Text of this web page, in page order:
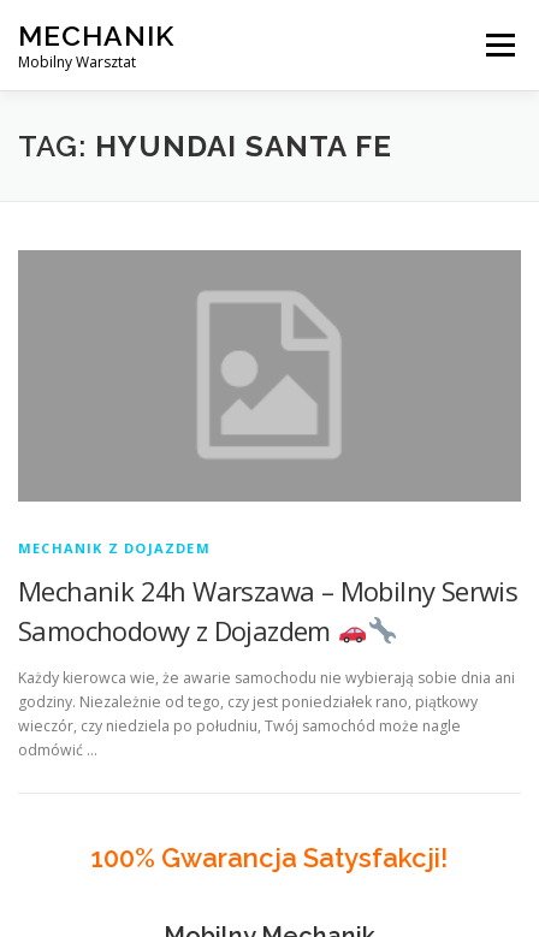
content
MECHANIK
Mobilny Warsztat
Menu
MOBILNY MECHANIK ELEKTRYK SAMOCHODOWY
TAG: HYUNDAI SANTA FE
MECHANIK Z DOJAZDEM
Mechanik 24h Warszawa – Mobilny Serwis
Samochodowy z Dojazdem
Każdy kierowca wie, że awarie samochodu nie wybierają sobie dnia ani
godziny. Niezależnie od tego, czy jest poniedziałek rano, piątkowy
wieczór, czy niedziela po południu, Twój samochód może nagle
odmówić …
100% Gwarancja Satysfakcji!